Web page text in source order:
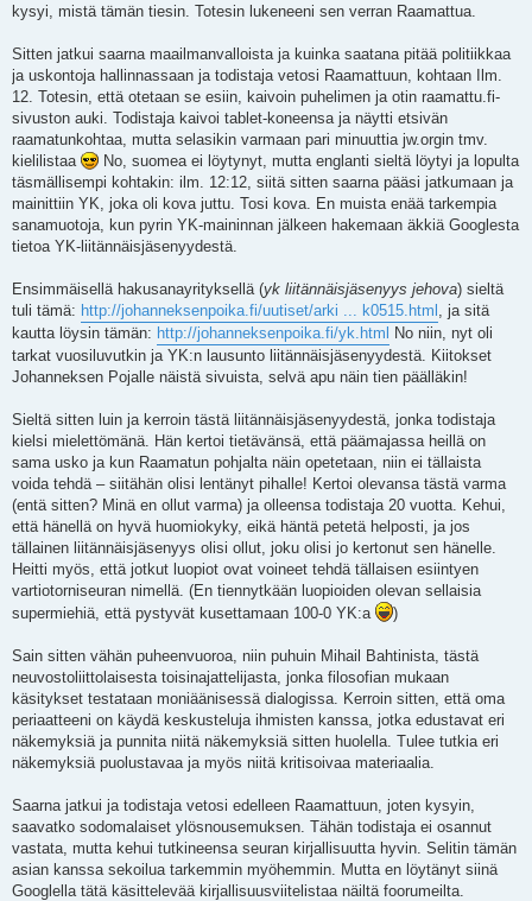
kysyi, mistä tämän tiesin. Totesin lukeneeni sen verran Raamattua.
Sitten jatkui saarna maailmanvalloista ja kuinka saatana pitää politiikkaa
ja uskontoja hallinnassaan ja todistaja vetosi Raamattuun, kohtaan Ilm.
12. Totesin, että otetaan se esiin, kaivoin puhelimen ja otin raamattu.fi-
sivuston auki. Todistaja kaivoi tablet-koneensa ja näytti etsivän
raamatunkohtaa, mutta selasikin varmaan pari minuuttia jw.orgin tmv.
kielilistaa
No, suomea ei löytynyt, mutta englanti sieltä löytyi ja lopulta
täsmällisempi kohtakin: ilm. 12:12, siitä sitten saarna pääsi jatkumaan ja
mainittiin YK, joka oli kova juttu. Tosi kova. En muista enää tarkempia
sanamuotoja, kun pyrin YK-maininnan jälkeen hakemaan äkkiä Googlesta
tietoa YK-liitännäisjäsenyydestä.
Ensimmäisellä hakusanayrityksellä (yk liitännäisjäsenyys jehova) sieltä
tuli tämä: http://johanneksenpoika.fi/uutiset/arki ... k0515.html , ja sitä
kautta löysin tämän: http://johanneksenpoika.fi/yk.html No niin, nyt oli
tarkat vuosiluvutkin ja YK:n lausunto liitännäisjäsenyydestä. Kiitokset
Johanneksen Pojalle näistä sivuista, selvä apu näin tien päälläkin!
Sieltä sitten luin ja kerroin tästä liitännäisjäsenyydestä, jonka todistaja
kielsi mielettömänä. Hän kertoi tietävänsä, että päämajassa heillä on
sama usko ja kun Raamatun pohjalta näin opetetaan, niin ei tällaista
voida tehdä – siitähän olisi lentänyt pihalle! Kertoi olevansa tästä varma
(entä sitten? Minä en ollut varma) ja olleensa todistaja 20 vuotta. Kehui,
että hänellä on hyvä huomiokyky, eikä häntä petetä helposti, ja jos
tällainen liitännäisjäsenyys olisi ollut, joku olisi jo kertonut sen hänelle.
Heitti myös, että jotkut luopiot ovat voineet tehdä tällaisen esiintyen
vartiotorniseuran nimellä. (En tiennytkään luopioiden olevan sellaisia
supermiehiä, että pystyvät kusettamaan 100-0 YK:a
)
Sain sitten vähän puheenvuoroa, niin puhuin Mihail Bahtinista, tästä
neuvostoliittolaisesta toisinajattelijasta, jonka filosofian mukaan
käsitykset testataan moniäänisessä dialogissa. Kerroin sitten, että oma
periaatteeni on käydä keskusteluja ihmisten kanssa, jotka edustavat eri
näkemyksiä ja punnita niitä näkemyksiä sitten huolella. Tulee tutkia eri
näkemyksiä puolustavaa ja myös niitä kritisoivaa materiaalia.
Saarna jatkui ja todistaja vetosi edelleen Raamattuun, joten kysyin,
saavatko sodomalaiset ylösnousemuksen. Tähän todistaja ei osannut
vastata, mutta kehui tutkineensa seuran kirjallisuutta hyvin. Selitin tämän
asian kanssa sekoilua tarkemmin myöhemmin. Mutta en löytänyt siinä
Googlella tätä käsittelevää kirjallisuusviitelistaa näiltä foorumeilta.